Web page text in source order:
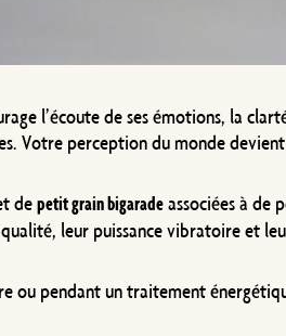
l’écoute de ses émotions, la
Votre perception du monde
depetit grain bigaradeassociées à de
leur puissance vibratoire et
ou pendant un traitement